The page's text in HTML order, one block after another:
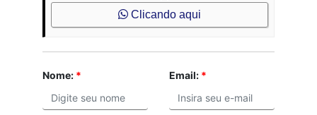
Clicando aqui
Nome: * Email: *